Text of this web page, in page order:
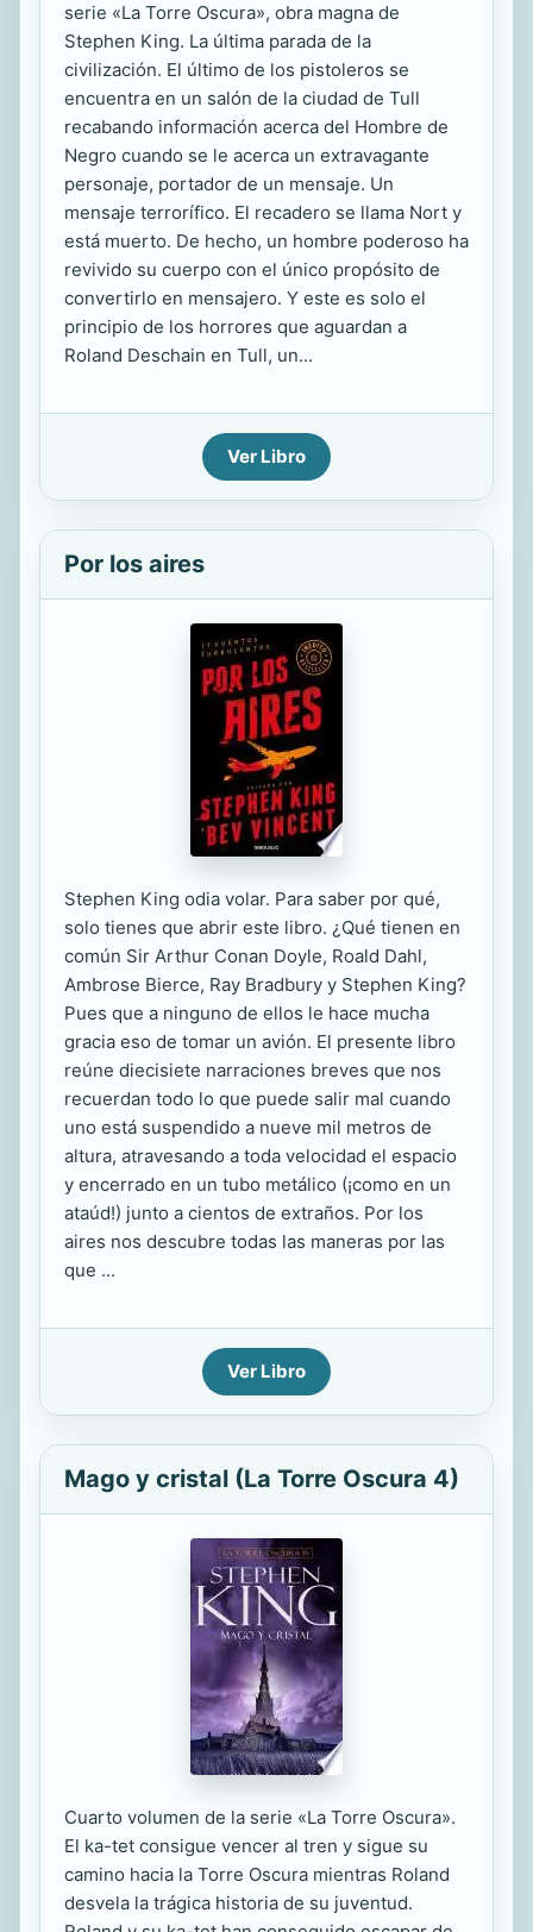
serie «La Torre Oscura», obra magna de
Stephen King. La última parada de la
civilización. El último de los pistoleros se
encuentra en un salón de la ciudad de Tull
recabando información acerca del Hombre de
Negro cuando se le acerca un extravagante
personaje, portador de un mensaje. Un
mensaje terrorífico. El recadero se llama Nort y
está muerto. De hecho, un hombre poderoso ha
revivido su cuerpo con el único propósito de
convertirlo en mensajero. Y este es solo el
principio de los horrores que aguardan a
Roland Deschain en Tull, un...
Ver Libro
Por los aires
Stephen King odia volar. Para saber por qué,
solo tienes que abrir este libro. ¿Qué tienen en
común Sir Arthur Conan Doyle, Roald Dahl,
Ambrose Bierce, Ray Bradbury y Stephen King?
Pues que a ninguno de ellos le hace mucha
gracia eso de tomar un avión. El presente libro
reúne diecisiete narraciones breves que nos
recuerdan todo lo que puede salir mal cuando
uno está suspendido a nueve mil metros de
altura, atravesando a toda velocidad el espacio
y encerrado en un tubo metálico (¡como en un
ataúd!) junto a cientos de extraños. Por los
aires nos descubre todas las maneras por las
que ...
Ver Libro
Mago y cristal (La Torre Oscura 4)
Cuarto volumen de la serie «La Torre Oscura».
El ka-tet consigue vencer al tren y sigue su
camino hacia la Torre Oscura mientras Roland
desvela la trágica historia de su juventud.